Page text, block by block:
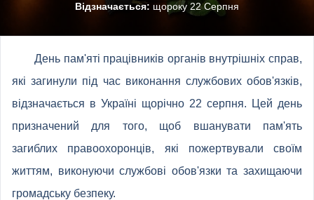
Відзначається: щороку 22 Серпня
День пам'яті працівників органів внутрішніх справ,
які загинули під час виконання службових обов'язків,
відзначається в Україні щорічно 22 серпня. Цей день
призначений для того, щоб вшанувати пам'ять
загиблих правоохоронців, які пожертвували своїм
життям, виконуючи службові обов'язки та захищаючи
громадську безпеку.